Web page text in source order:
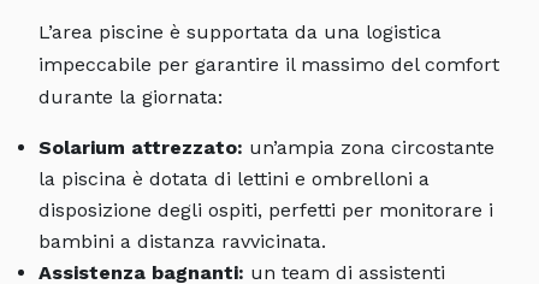
L’area piscine è supportata da una logistica
impeccabile per garantire il massimo del comfort
durante la giornata:
Solarium attrezzato: un’ampia zona circostante
la piscina è dotata di lettini e ombrelloni a
disposizione degli ospiti, perfetti per monitorare i
bambini a distanza ravvicinata.
Assistenza bagnanti: un team di assistenti